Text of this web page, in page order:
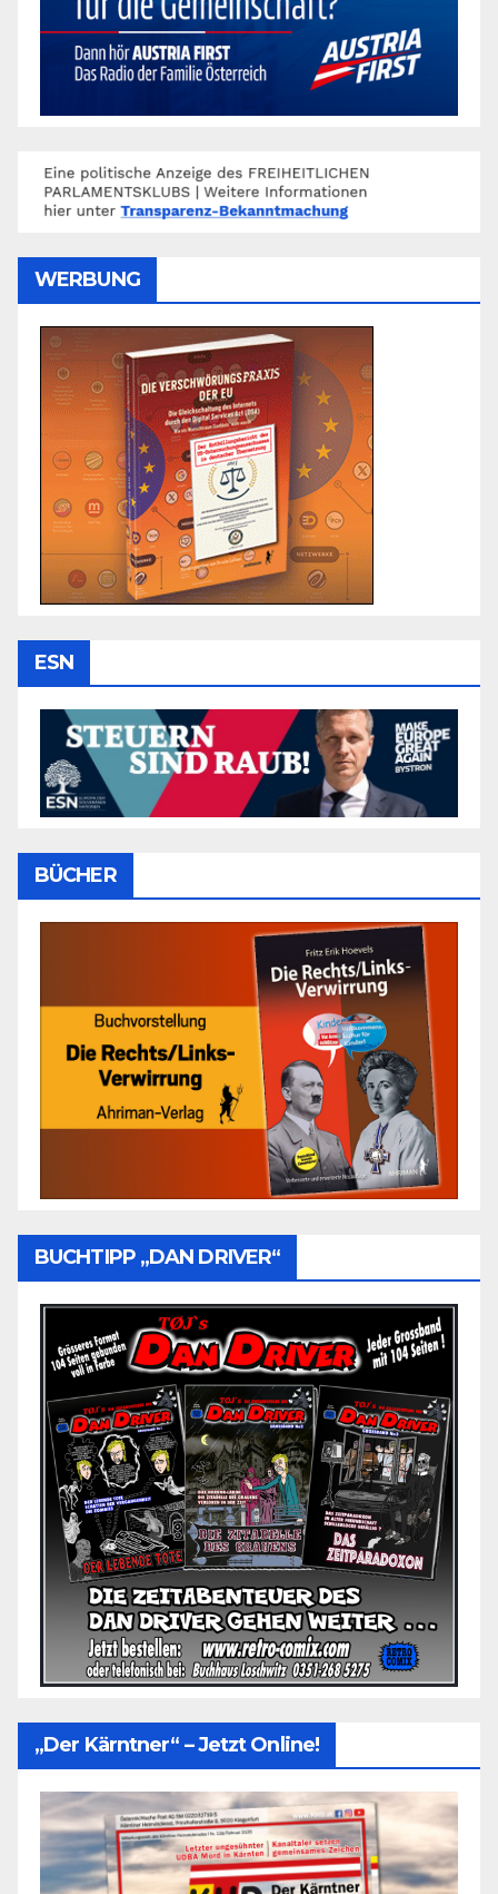
WERBUNG
ESN
BÜCHER
BUCHTIPP „DAN DRIVER“
„Der Kärntner“ – Jetzt Online!